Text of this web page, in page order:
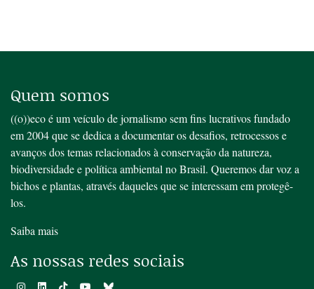
Quem somos
((o))eco é um veículo de jornalismo sem fins lucrativos fundado
em 2004 que se dedica a documentar os desafios, retrocessos e
avanços dos temas relacionados à conservação da natureza,
biodiversidade e política ambiental no Brasil. Queremos dar voz a
bichos e plantas, através daqueles que se interessam em protegê-
los.
Saiba mais
As nossas redes sociais